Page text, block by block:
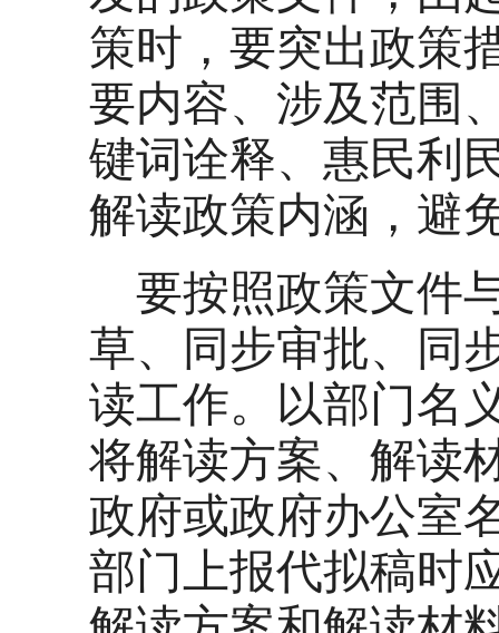
策时，要突出政策
要内容、涉及范围
键词诠释、惠民利
解读政策内涵，避
要按照政策文件
草、同步审批、同
读工作。以部门名
将解读方案、解读
政府或政府办公室
部门上报代拟稿时